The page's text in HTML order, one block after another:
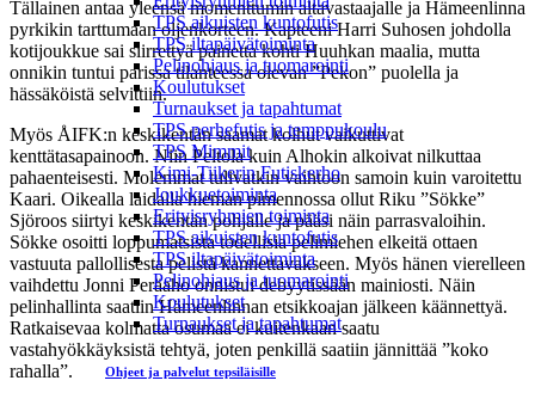
TPS aikuisten kuntofutis
TPS iltapäivätoiminta
Pelinohjaus ja tuomarointi
Koulutukset
Turnaukset ja tapahtumat
TPS perhefutis ja temppukoulu
TPS Mimmit
Kimi-Tiikerin Futiskerho
Joukkuetoiminta
Erityisryhmien toiminta
TPS aikuisten kuntofutis
TPS iltapäivätoiminta
Pelinohjaus ja tuomarointi
Koulutukset
Turnaukset ja tapahtumat
Ohjeet ja palvelut tepsiläisille
Tällainen antaa yleensä momenttumin altavastaajalle ja Hämeenlinna
pyrkikin tarttumaan oljenkorteen. Kapteeni Harri Suhosen johdolla
kotijoukkue sai siirrettyä painetta kohti Huuhkan maalia, mutta
onnikin tuntui parissa tilanteessa olevan ”Pekon” puolella ja
hässäköistä selvittiin.
Myös ÅIFK:n keskikentän saamat kolhut vaikuttivat
kenttätasapainoon. Niin Peltola kuin Alhokin alkoivat nilkuttaa
pahaenteisesti. Molemmat tulivatkin vaihtoon samoin kuin varoitettu
Kaari. Oikealla laidalla hieman pimennossa ollut Riku ”Sökke”
Sjöroos siirtyi keskikentän pohjalle ja pääsi näin parrasvaloihin.
Sökke osoitti loppumatsista todellisia pelimiehen elkeitä ottaen
vastuuta pallollisesta pelistä kannettavakseen. Myös hänen vierelleen
vaihdettu Jonni Peräaho onnistui debyytissään mainiosti. Näin
pelinhallinta saatiin Hämeenlinnan etsikkoajan jälkeen käännettyä.
Ratkaisevaa kolmatta osumaa ei kuitenkaan saatu
vastahyökkäyksistä tehtyä, joten penkillä saatiin jännittää ”koko
rahalla”.